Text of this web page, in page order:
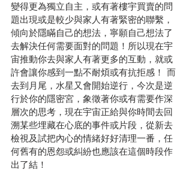
變得更為獨立自主，或有著樓宇買賣的問
題出現或是較少與家人有著緊密的聯繫，
傾向於隱瞞自己的想法，寧願自己想法了
去解決任何需要面對的問題！所以現在宇
宙推動你去與家人有著更多的互動，就或
許會讓你感到一點不耐煩或有抗拒感！ 而
去到月尾，水星又會開始逆行，今次是逆
行於你的隱密宮，象徵著你或有需要作深
層次的思考，現在宇宙正給與你時間去回
溯某些埋藏在心底的事件或片段，從新去
檢視及試把內心的情緒好好清理一番，任
何舊有的恩怨或糾紛也應該在這個時段作
出了結！